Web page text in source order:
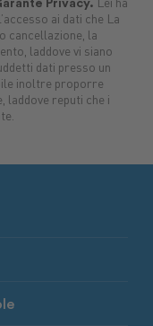
Privacy. Lei ha
ai dati che La
cancellazione, la
laddove vi siano
dati presso un
inoltre proporre
laddove reputi che i